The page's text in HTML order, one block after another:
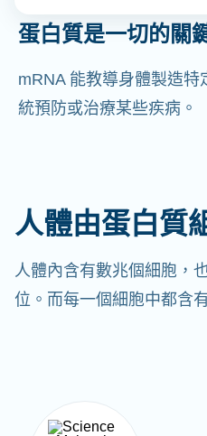
蛋白質是一切的關
mRNA 能教導身體製造
統預防或治療某些疾病。
人體由蛋白質
人體內含有數兆個細胞，
位。而每一個細胞中都含